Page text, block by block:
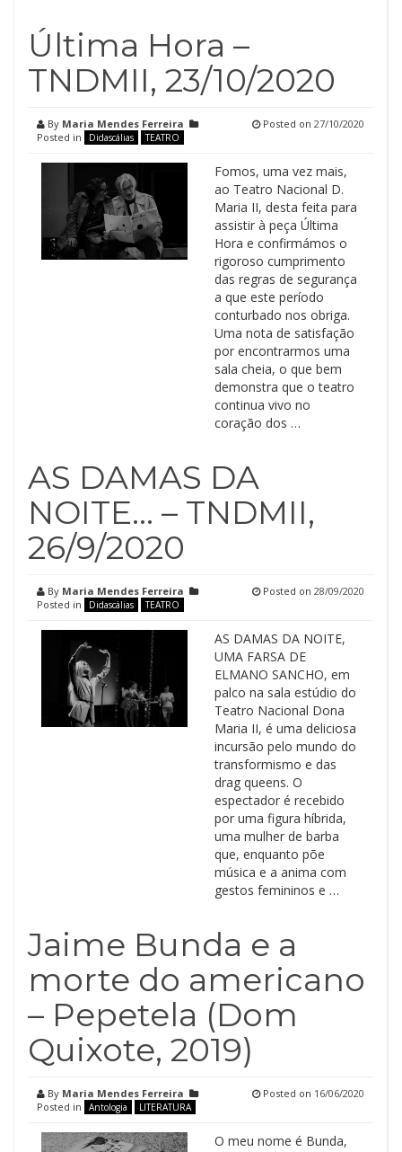
Última Hora –
TNDMII, 23/10/2020
By Maria Mendes Ferreira
Posted in
Didascálias TEATRO
Posted on 27/10/2020
Fomos, uma vez mais,
ao Teatro Nacional D.
Maria II, desta feita para
assistir à peça Última
Hora e confirmámos o
rigoroso cumprimento
das regras de segurança
a que este período
conturbado nos obriga.
Uma nota de satisfação
por encontrarmos uma
sala cheia, o que bem
demonstra que o teatro
continua vivo no
coração dos …
AS DAMAS DA
NOITE… – TNDMII,
26/9/2020
By Maria Mendes Ferreira
Posted in
Didascálias TEATRO
Posted on 28/09/2020
AS DAMAS DA NOITE,
UMA FARSA DE
ELMANO SANCHO, em
palco na sala estúdio do
Teatro Nacional Dona
Maria II, é uma deliciosa
incursão pelo mundo do
transformismo e das
drag queens. O
espectador é recebido
por uma figura híbrida,
uma mulher de barba
que, enquanto põe
música e a anima com
gestos femininos e …
Jaime Bunda e a
morte do americano
– Pepetela (Dom
Quixote, 2019)
By Maria Mendes Ferreira
Posted in
Antologia LITERATURA
Posted on 16/06/2020
O meu nome é Bunda,